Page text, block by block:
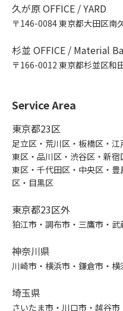
久が原 OFFICE / YARD
〒146-0084 東京都大田区南
杉並 OFFICE / Material
〒166-0012 東京都杉並区和
Service Area
東京都23区
足立区・荒川区・板橋区・
東区・品川区・渋谷区・新
東区・千代田区・中央区・
区・目黒区
東京都23区外
狛江市・調布市・三鷹市・武
神奈川県
川崎市・横浜市・鎌倉市・横
埼玉県
さいたま市・川口市・越谷市